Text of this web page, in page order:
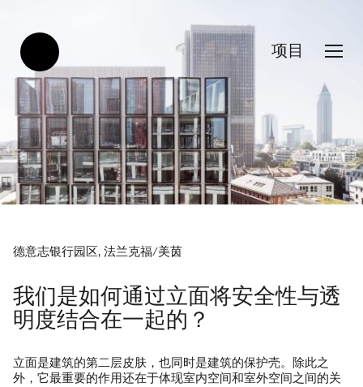
项目
德意志银行园区, 法兰克福/美茵
我们是如何通过立面将安全性与透
明度结合在一起的？
立面是建筑的第二层皮肤，也同时是建筑的保护壳。除此之
外，它最重要的作用还在于体现室内空间和室外空间之间的关